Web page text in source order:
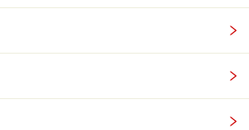
って集められたお金です。このお
振り分けられ、外交や社会資本の
か、そしていくら入ってくる見込